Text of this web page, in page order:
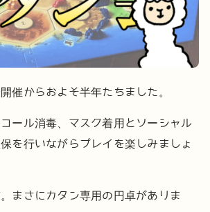
催からおよそ半年たちました。
ール消毒、マスク着用とソーシャル
を行いながらプレイを楽しみましょ
まさにカタン専用の円卓がありま